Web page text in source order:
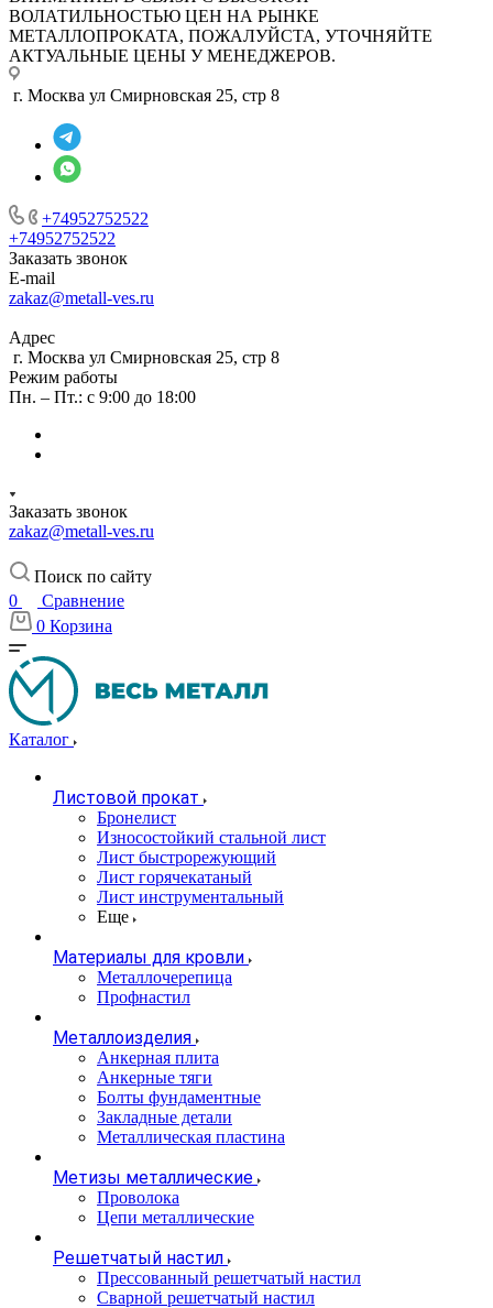
ВОЛАТИЛЬНОСТЬЮ ЦЕН НА РЫНКЕ
МЕТАЛЛОПРОКАТА, ПОЖАЛУЙСТА, УТОЧНЯЙТЕ
АКТУАЛЬНЫЕ ЦЕНЫ У МЕНЕДЖЕРОВ.
г. Москва ул Смирновская 25, стр 8
+74952752522
+74952752522
Заказать звонок
E-mail
zakaz@metall-ves.ru
Адрес
г. Москва ул Смирновская 25, стр 8
Режим работы
Пн. – Пт.: с 9:00 до 18:00
Заказать звонок
zakaz@metall-ves.ru
Поиск по сайту
0
Сравнение
0 Корзина
Каталог
Листовой прокат
Бронелист
Износостойкий стальной лист
Лист быстрорежующий
Лист горячекатаный
Лист инструментальный
Еще
Материалы для кровли
Металлочерепица
Профнастил
Металлоизделия
Анкерная плита
Анкерные тяги
Болты фундаментные
Закладные детали
Металлическая пластина
Метизы металлические
Проволока
Цепи металлические
Решетчатый настил
Прессованный решетчатый настил
Сварной решетчатый настил